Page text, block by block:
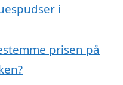
i
prisen på